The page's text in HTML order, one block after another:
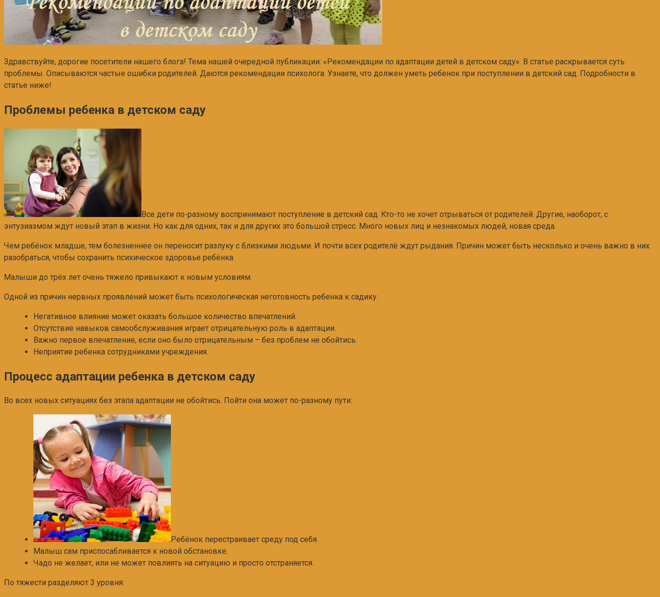
Здравствуйте, дорогие посетители нашего блога! Тема нашей очередной публикации: «Рекомендации по адаптации детей в детском саду». В статье раскрывается суть
проблемы. Описываются частые ошибки родителей. Даются рекомендации психолога. Узнаете, что должен уметь ребенок при поступлении в детский сад. Подробности в
статье ниже!
Проблемы ребенка в детском саду
Все дети по-разному воспринимают поступление в детский сад. Кто-то не хочет отрываться от родителей. Другие, наоборот, с
энтузиазмом ждут новый этап в жизни. Но как для одних, так и для других это большой стресс. Много новых лиц и незнакомых людей, новая среда.
Чем ребёнок младше, тем болезненнее он переносит разлуку с близкими людьми. И почти всех родителё ждут рыдания. Причин может быть несколько и очень важно в них
разобраться, чтобы сохранить психическое здоровье ребёнка.
Малыши до трёх лет очень тяжело привыкают к новым условиям.
Одной из причин нервных проявлений может быть психологическая неготовность ребенка к садику.
Негативное влияние может оказать большое количество впечатлений.
Отсутствие навыков самообслуживания играет отрицательную роль в адаптации.
Важно первое впечатление, если оно было отрицательным – без проблем не обойтись.
Неприятие ребенка сотрудниками учреждения.
Процесс адаптации ребенка в детском саду
Во всех новых ситуациях без этапа адаптации не обойтись. Пойти она может по-разному пути:
Ребёнок перестраивает среду под себя.
Малыш сам приспосабливается к новой обстановке.
Чадо не желает, или не может повлиять на ситуацию и просто отстраняется.
По тяжести разделяют 3 уровня: